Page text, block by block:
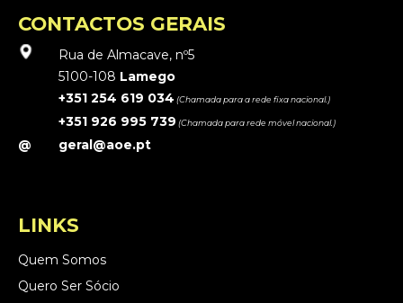
CONTACTOS GERAIS
Rua de Almacave, nº5
5100-108 Lamego
+351 254 619 034 (Chamada para a rede fixa nacional.)
+351 926 995 739 (Chamada para rede móvel nacional.)
@ geral@aoe.pt
LINKS
Quem Somos
Quero Ser Sócio